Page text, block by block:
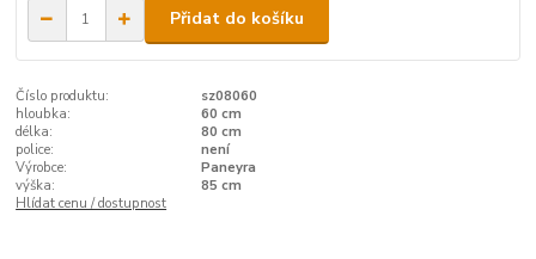
Přidat do košíku
Číslo produktu:
sz08060
hloubka:
60 cm
délka:
80 cm
police:
není
Výrobce:
Paneyra
výška:
85 cm
Hlídat cenu / dostupnost